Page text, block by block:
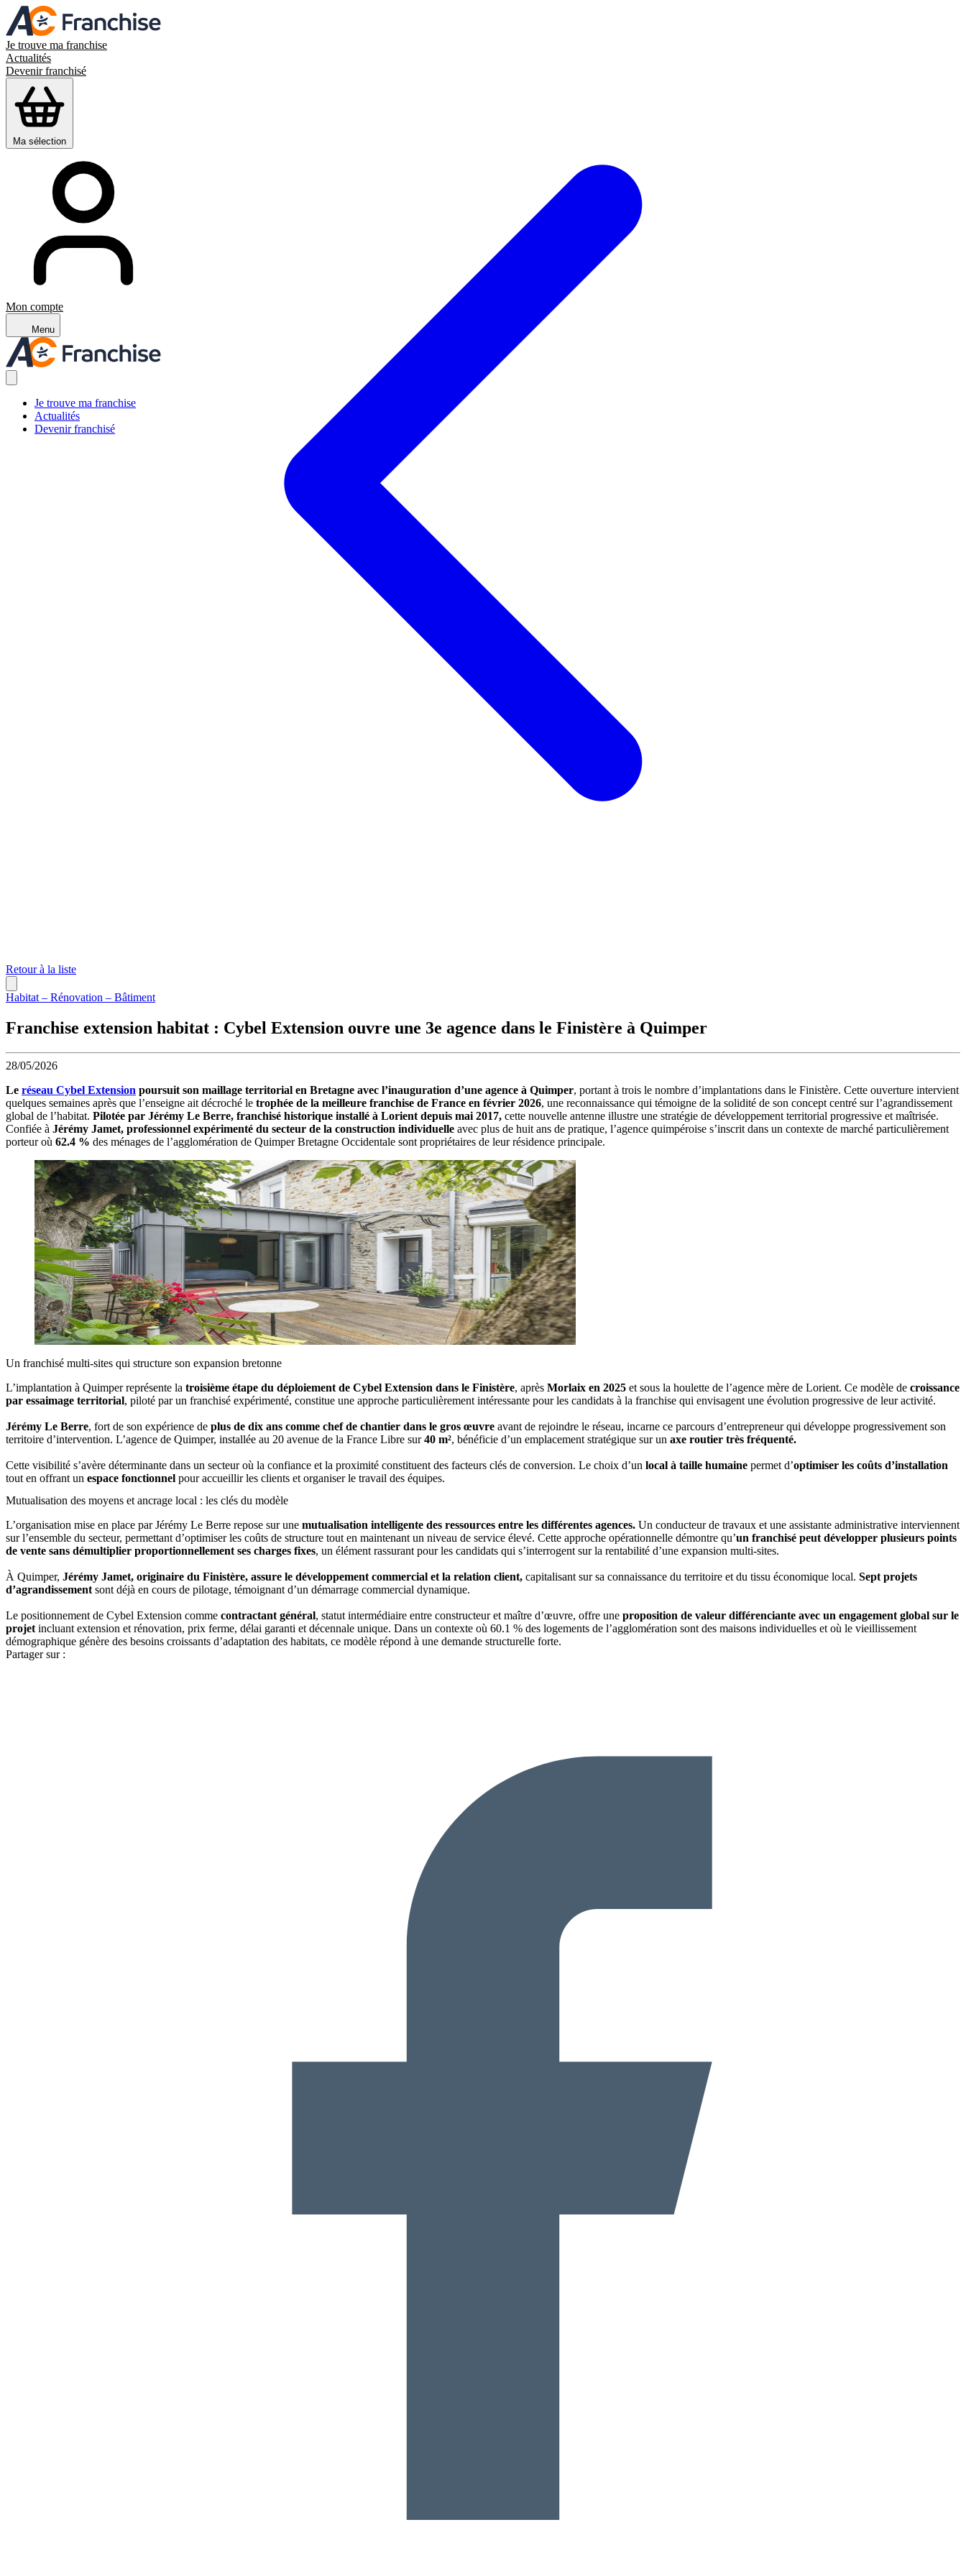
Je trouve ma franchise
Actualités
Devenir franchisé
Ma sélection
Mon compte
Menu
Je trouve ma franchise
Actualités
Devenir franchisé
Retour à la liste
Habitat – Rénovation – Bâtiment
Franchise extension habitat : Cybel Extension ouvre une 3e agence dans le Finistère à Quimper
28/05/2026
Le réseau Cybel Extension poursuit son maillage territorial en Bretagne avec l’inauguration d’une agence à Quimper, portant à trois le nombre d’implantations dans le Finistère. Cette ouverture intervient
quelques semaines après que l’enseigne ait décroché le trophée de la meilleure franchise de France en février 2026, une reconnaissance qui témoigne de la solidité de son concept centré sur l’agrandissement
global de l’habitat. Pilotée par Jérémy Le Berre, franchisé historique installé à Lorient depuis mai 2017, cette nouvelle antenne illustre une stratégie de développement territorial progressive et maîtrisée.
Confiée à Jérémy Jamet, professionnel expérimenté du secteur de la construction individuelle avec plus de huit ans de pratique, l’agence quimpéroise s’inscrit dans un contexte de marché particulièrement
porteur où 62.4 % des ménages de l’agglomération de Quimper Bretagne Occidentale sont propriétaires de leur résidence principale.
Un franchisé multi-sites qui structure son expansion bretonne
L’implantation à Quimper représente la troisième étape du déploiement de Cybel Extension dans le Finistère, après Morlaix en 2025 et sous la houlette de l’agence mère de Lorient. Ce modèle de croissance
par essaimage territorial, piloté par un franchisé expérimenté, constitue une approche particulièrement intéressante pour les candidats à la franchise qui envisagent une évolution progressive de leur activité.
Jérémy Le Berre, fort de son expérience de plus de dix ans comme chef de chantier dans le gros œuvre avant de rejoindre le réseau, incarne ce parcours d’entrepreneur qui développe progressivement son
territoire d’intervention. L’agence de Quimper, installée au 20 avenue de la France Libre sur40 m², bénéficie d’un emplacement stratégique sur un axe routier très fréquenté.
Cette visibilité s’avère déterminante dans un secteur où la confiance et la proximité constituent des facteurs clés de conversion. Le choix d’un local à taille humaine permet d’optimiser les coûts d’installation
tout en offrant un espace fonctionnel pour accueillir les clients et organiser le travail des équipes.
Mutualisation des moyens et ancrage local : les clés du modèle
L’organisation mise en place par Jérémy Le Berre repose sur une mutualisation intelligente des ressources entre les différentes agences. Un conducteur de travaux et une assistante administrative interviennent
sur l’ensemble du secteur, permettant d’optimiser les coûts de structure tout en maintenant un niveau de service élevé. Cette approche opérationnelle démontre qu’un franchisé peut développer plusieurs points
de vente sans démultiplier proportionnellement ses charges fixes, un élément rassurant pour les candidats qui s’interrogent sur la rentabilité d’une expansion multi-sites.
À Quimper, Jérémy Jamet, originaire du Finistère, assure le développement commercial et la relation client, capitalisant sur sa connaissance du territoire et du tissu économique local. Sept projets
d’agrandissement sont déjà en cours de pilotage, témoignant d’un démarrage commercial dynamique.
Le positionnement de Cybel Extension comme contractant général, statut intermédiaire entre constructeur et maître d’œuvre, offre une proposition de valeur différenciante avec un engagement global sur le
projet incluant extension et rénovation, prix ferme, délai garanti et décennale unique. Dans un contexte où 60.1 % des logements de l’agglomération sont des maisons individuelles et où le vieillissement
démographique génère des besoins croissants d’adaptation des habitats, ce modèle répond à une demande structurelle forte.
Partager sur :